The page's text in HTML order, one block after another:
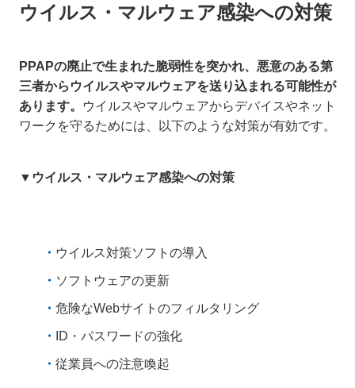
ウイルス・マルウェア感染への対策
PPAPの廃止で生まれた脆弱性を突かれ、悪意のある第
三者からウイルスやマルウェアを送り込まれる可能性が
あります。
ウイルスやマルウェアからデバイスやネット
ワークを守るためには、以下のような対策が有効です。
▼ウイルス・マルウェア感染への対策
ウイルス対策ソフトの導入
ソフトウェアの更新
危険なWebサイトのフィルタリング
ID・パスワードの強化
従業員への注意喚起